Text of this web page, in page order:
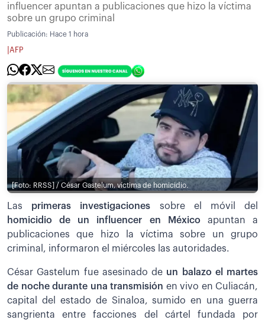
influencer apuntan a publicaciones que hizo la víctima
sobre un grupo criminal
Publicación: Hace 1 hora
AFP
[Foto: RRSS] / César Gastelum, víctima de homicidio.
Las primeras investigaciones sobre el móvil del
homicidio de un influencer en México apuntan a
publicaciones que hizo la víctima sobre un grupo
criminal, informaron el miércoles las autoridades.
César Gastelum fue asesinado de un balazo el martes
de noche durante una transmisión en vivo en Culiacán,
capital del estado de Sinaloa, sumido en una guerra
sangrienta entre facciones del cártel fundada por